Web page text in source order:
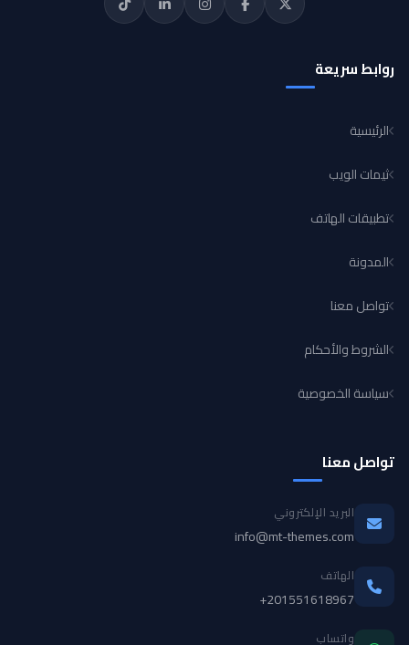
روابط سريعة
الرئيسية
ثيمات الويب
تطبيقات الهاتف
المدونة
تواصل معنا
الشروط والأحكام
سياسة الخصوصية
تواصل معنا
البريد الإلكتروني
info@mt-themes.com
الهاتف
+201551618967
واتساب